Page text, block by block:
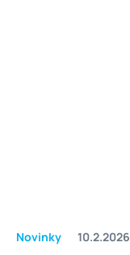
Novinky 10.2.2026